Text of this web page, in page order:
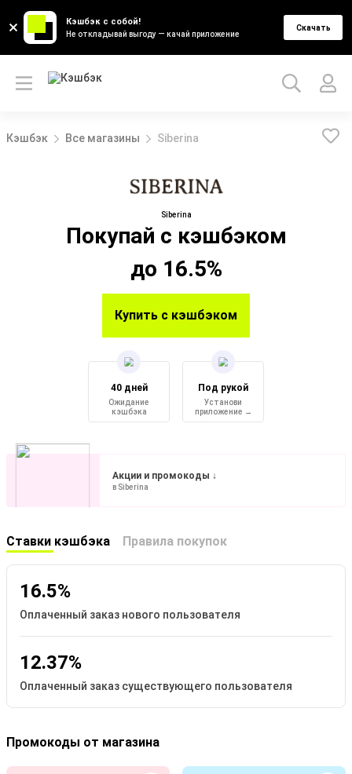
Кэшбэк с собой!
Не откладывай выгоду — качай приложение
Скачать
Кэшбэк Все магазины Siberina
Siberina
Покупай с кэшбэком
до 16.5%
Купить с кэшбэком
40 дней
Ожидание
кэшбэка
Под рукой
Установи
приложение →
Акции и промокоды ↓
в Siberina
Ставки кэшбэка Правила покупок
16.5%
Оплаченный заказ нового пользователя
12.37%
Оплаченный заказ существующего пользователя
Промокоды от магазина